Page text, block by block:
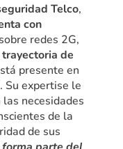
Telco,
con
redes 2G,
trayectoria de
presente en
Su expertise le
necesidades
de la
de sus